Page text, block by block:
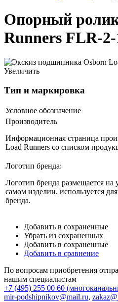
Опорный
Runners FLR-
Увеличить
Тип и маркировка
Условное обозначение
Производитель
Информационная страница
Load Runners со списком
Логотип бренда:
Логотип бренда размещается на
самом изделии, используется
бренда.
Добавить в сохраненные
Убрать из сохраненных
Добавить в сохраненные
Добавить в сравнение
По вопросам приобретения
нашим специалистам
+7 (495) 255 00 60
mir-podshipnikov@mail.ru,